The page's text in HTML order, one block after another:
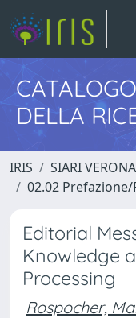
DELLA
IRIS SIARI VERONA
02.02
Editorial
Knowledge
Processing
Rospocher,